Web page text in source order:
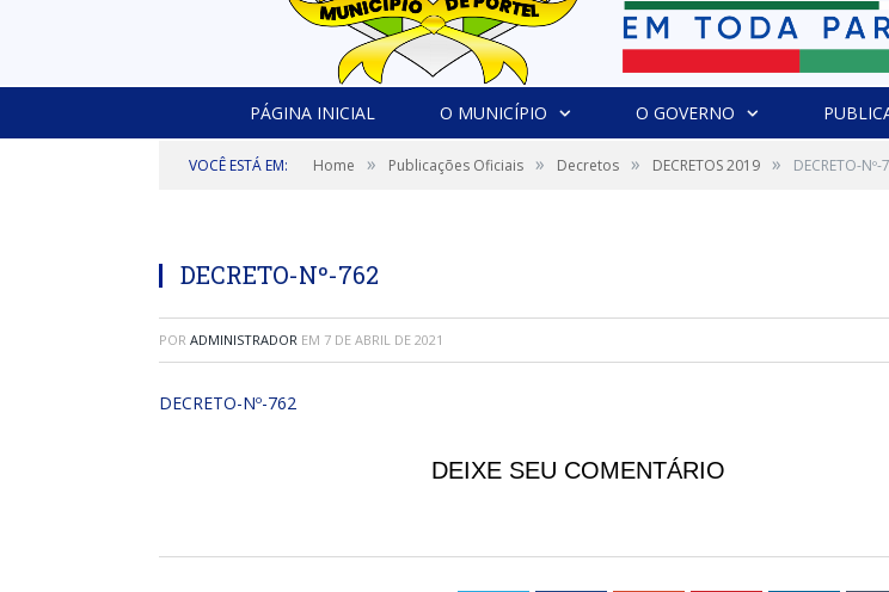
PÁGINA INICIAL O MUNICÍPIO O GOVERNO
VOCÊ ESTÁ EM: Home » Publicações Oficiais » Decretos » DECRETOS 2019 » DECRETO-Nº-
DECRETO-Nº-762
POR ADMINISTRADOR EM 7 DE ABRIL DE 2021
DECRETO-Nº-762
DEIXE SEU COMENTÁRIO